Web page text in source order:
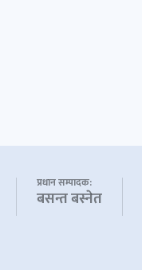
प्रधान सम्पादक:
बसन्त बस्नेत